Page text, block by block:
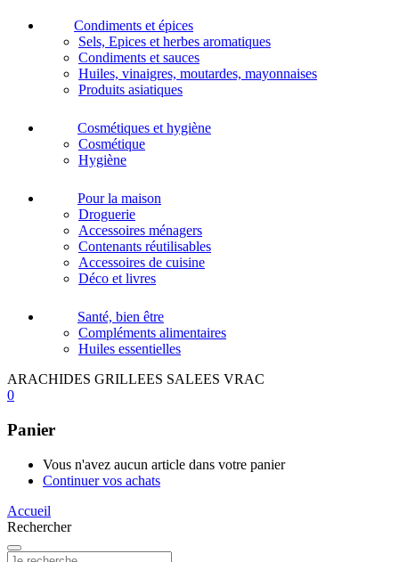
Condiments et épices
Sels, Epices et herbes aromatiques
Condiments et sauces
Huiles, vinaigres, moutardes, mayonnaises
Produits asiatiques
Cosmétiques et hygiène
Cosmétique
Hygiène
Pour la maison
Droguerie
Accessoires ménagers
Contenants réutilisables
Accessoires de cuisine
Déco et livres
Santé, bien être
Compléments alimentaires
Huiles essentielles
ARACHIDES GRILLEES SALEES VRAC
0
Panier
Vous n'avez aucun article dans votre panier
Continuer vos achats
Accueil
Rechercher